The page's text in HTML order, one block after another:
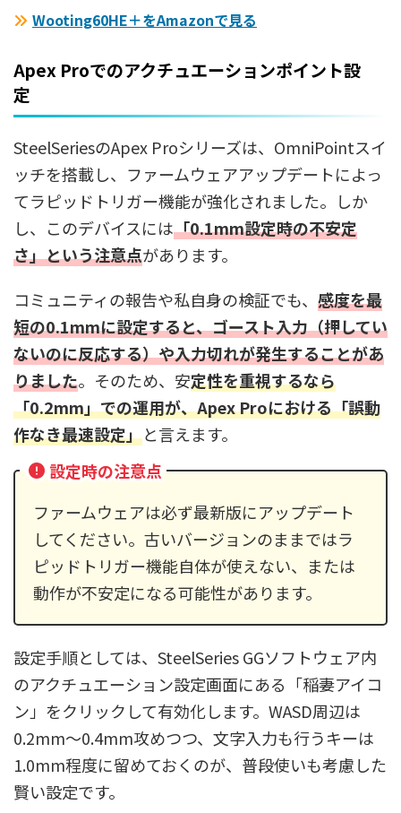
Wooting60HE＋をAmazonで見る
Apex Proでのアクチュエーションポイント設
定
SteelSeriesのApex Proシリーズは、OmniPointスイ
ッチを搭載し、ファームウェアアップデートによっ
てラピッドトリガー機能が強化されました。しか
し、このデバイスには「0.1mm設定時の不安定
さ」という注意点があります。
コミュニティの報告や私自身の検証でも、 感度を最
短の0.1mmに設定すると、ゴースト入力（押してい
ないのに反応する）や入力切れが発生することがあ
りました。そのため、安定性を重視するなら
「0.2mm」での運用が、Apex Proにおける「誤動
作なき最速設定」と言えます。
設定時の注意点
ファームウェアは必ず最新版にアップデート
してください。古いバージョンのままではラ
ピッドトリガー機能自体が使えない、または
動作が不安定になる可能性があります。
設定手順としては、SteelSeries GGソフトウェア内
のアクチュエーション設定画面にある「稲妻アイコ
ン」をクリックして有効化します。WASD周辺は
0.2mm〜0.4mm攻めつつ、文字入力も行うキーは
1.0mm程度に留めておくのが、普段使いも考慮した
賢い設定です。